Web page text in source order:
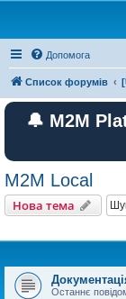
Допомога
Список форумів
🔔 M2M
M2M Local
Нова тема
Останнє